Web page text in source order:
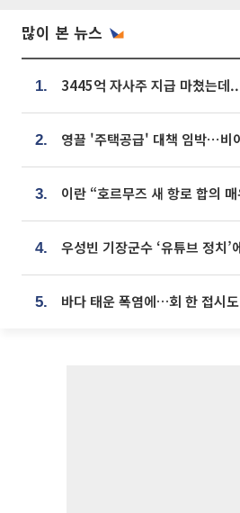
많이 본 뉴스
1.
2.
3.
4.
5. 바다 태운 폭염에…회 한 접시도